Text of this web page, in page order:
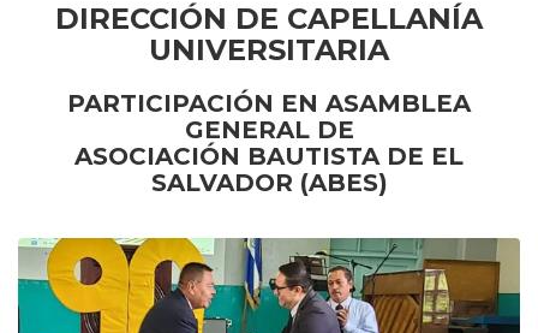
DIRECCIÓN DE CAPELLANÍA
UNIVERSITARIA
PARTICIPACIÓN EN ASAMBLEA
GENERAL DE
ASOCIACIÓN BAUTISTA DE EL
SALVADOR (ABES)